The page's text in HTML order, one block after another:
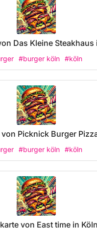
Das Kleine Steakhaus
#burger köln #köln
Picknick Burger
#burger köln #köln
von East time in